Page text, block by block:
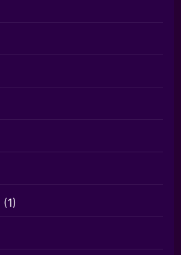
(1)